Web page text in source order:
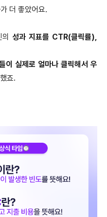
더 좋았어요.
성과 지표를 CTR(클릭률),
이 실제로 얼마나 클릭해서 우
죠.